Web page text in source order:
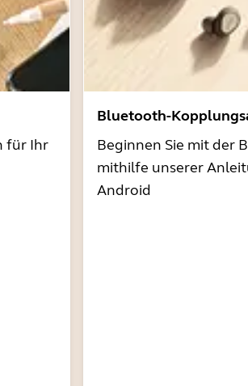
für Ihr
Bluetooth-
Beginnen Sie mit der
mithilfe unserer
Android